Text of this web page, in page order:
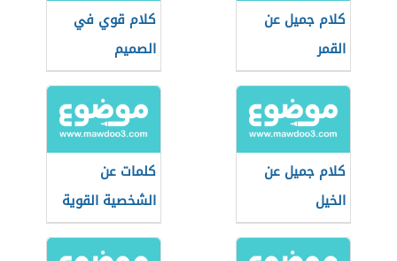
كلام جميل عن
القمر
كلام قوي في
الصميم
كلام جميل عن
الخيل
كلمات عن
الشخصية القوية